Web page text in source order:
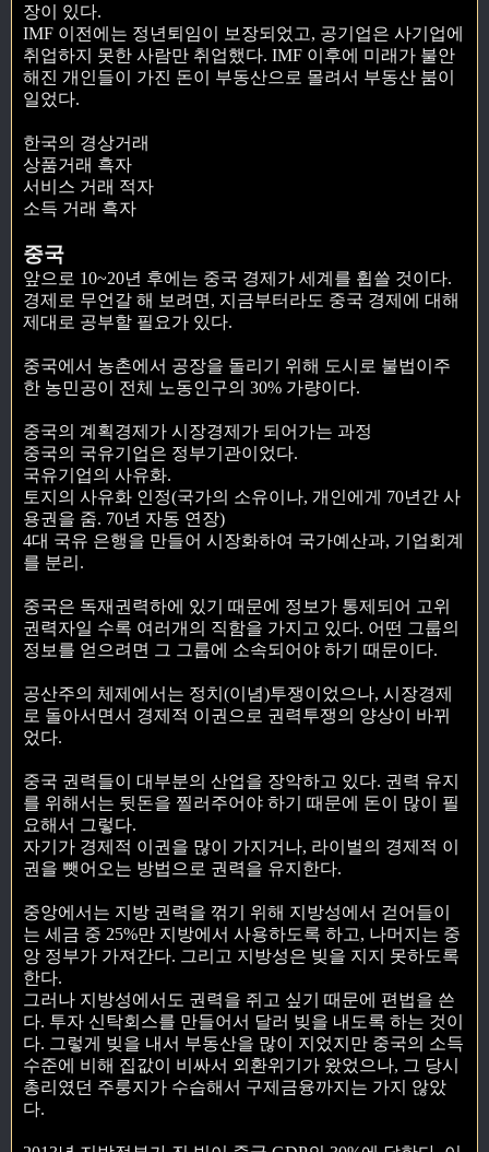
장이 있다.
IMF 이전에는 정년퇴임이 보장되었고, 공기업은 사기업에
취업하지 못한 사람만 취업했다. IMF 이후에 미래가 불안
해진 개인들이 가진 돈이 부동산으로 몰려서 부동산 붐이
일었다.
한국의 경상거래
상품거래 흑자
서비스 거래 적자
소득 거래 흑자
중국
앞으로 10~20년 후에는 중국 경제가 세계를 휩쓸 것이다.
경제로 무언갈 해 보려면, 지금부터라도 중국 경제에 대해
제대로 공부할 필요가 있다.
중국에서 농촌에서 공장을 돌리기 위해 도시로 불법이주
한 농민공이 전체 노동인구의 30% 가량이다.
중국의 계획경제가 시장경제가 되어가는 과정
중국의 국유기업은 정부기관이었다.
국유기업의 사유화.
토지의 사유화 인정(국가의 소유이나, 개인에게 70년간 사
용권을 줌. 70년 자동 연장)
4대 국유 은행을 만들어 시장화하여 국가예산과, 기업회계
를 분리.
중국은 독재권력하에 있기 때문에 정보가 통제되어 고위
권력자일 수록 여러개의 직함을 가지고 있다. 어떤 그룹의
정보를 얻으려면 그 그룹에 소속되어야 하기 때문이다.
공산주의 체제에서는 정치(이념)투쟁이었으나, 시장경제
로 돌아서면서 경제적 이권으로 권력투쟁의 양상이 바뀌
었다.
중국 권력들이 대부분의 산업을 장악하고 있다. 권력 유지
를 위해서는 뒷돈을 찔러주어야 하기 때문에 돈이 많이 필
요해서 그렇다.
자기가 경제적 이권을 많이 가지거나, 라이벌의 경제적 이
권을 뺏어오는 방법으로 권력을 유지한다.
중앙에서는 지방 권력을 꺾기 위해 지방성에서 걷어들이
는 세금 중 25%만 지방에서 사용하도록 하고, 나머지는 중
앙 정부가 가져간다. 그리고 지방성은 빚을 지지 못하도록
한다.
그러나 지방성에서도 권력을 쥐고 싶기 때문에 편법을 쓴
다. 투자 신탁회스를 만들어서 달러 빚을 내도록 하는 것이
다. 그렇게 빚을 내서 부동산을 많이 지었지만 중국의 소득
수준에 비해 집값이 비싸서 외환위기가 왔었으나, 그 당시
총리였던 주룽지가 수습해서 구제금융까지는 가지 않았
다.